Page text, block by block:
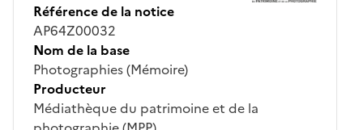
Référence de la notice
AP64Z00032
Nom de la base
Photographies (Mémoire)
Producteur
Médiathèque du patrimoine et de la